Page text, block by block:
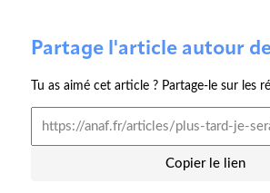
Partage l'article autour
Tu as aimé cet article ? Partage-le sur les
Copier le lien